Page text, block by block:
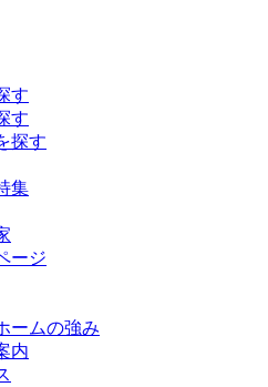
す
す
探す
集
ージ
ームの強み
内